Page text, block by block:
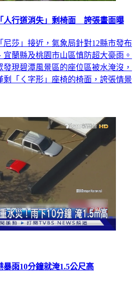
人行道消失」剩椅面 誇張畫面曝
莎」接近，氣象局針對12縣市發布
蘭縣及桃園市山區慎防超大豪雨。
現碧潭風景區的座位區被水淹沒，
剩「ㄑ字形」座椅的椅面，誇張情景
雨10分鐘就淹1.5公尺高